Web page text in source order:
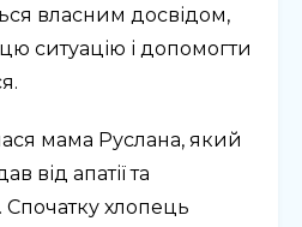
власним досвідом,
ситуацію і допомогти
мама Руслана, який
від апатії та
Спочатку хлопець